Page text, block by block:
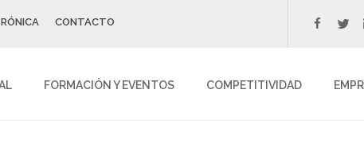
CONTACTO
FORMACIÓN Y EVENTOS COMPETITIVIDAD